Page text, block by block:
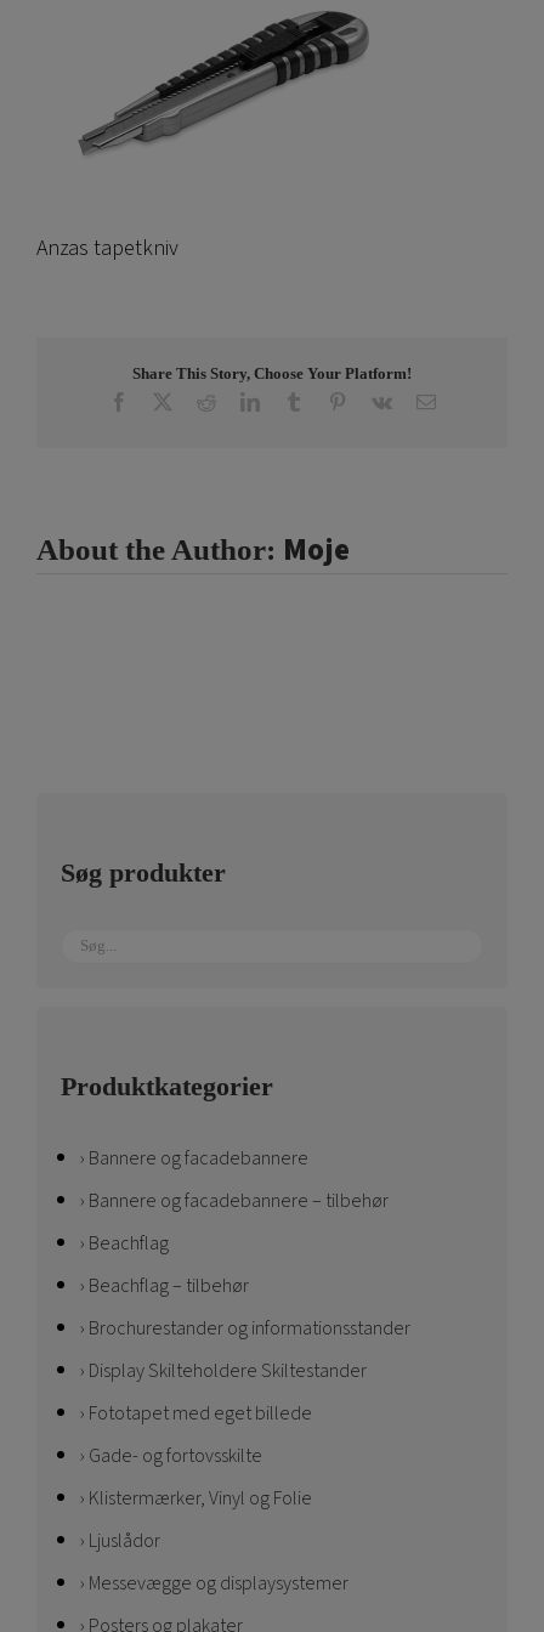
Anzas tapetkniv
Share This Story, Choose Your Platform!
Facebook RedditLinkedInTumblr Pinterest
Vk Email
About the Author: Moje
Søg produkter
Produktkategorier
Bannere og facadebannere
Bannere og facadebannere – tilbehør
Beachflag
Beachflag – tilbehør
Brochurestander og informationsstander
Display Skilteholdere Skiltestander
Fototapet med eget billede
Gade- og fortovsskilte
Klistermærker, Vinyl og Folie
Ljuslådor
Messevægge og displaysystemer
Posters og plakater